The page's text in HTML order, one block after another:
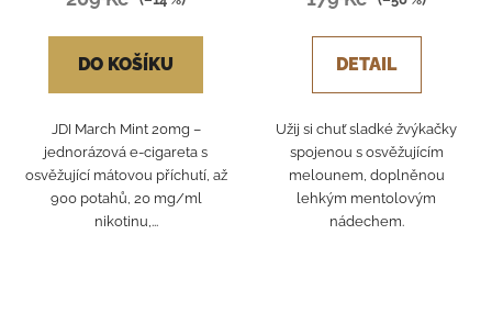
DO KOŠÍKU
JDI March Mint 20mg –
jednorázová e-cigareta s
osvěžující mátovou příchutí, až
900 potahů, 20 mg/ml
nikotinu,...
DETAIL
Užij si chuť sladké žvýkačky
spojenou s osvěžujícím
melounem, doplněnou
lehkým mentolovým
nádechem.